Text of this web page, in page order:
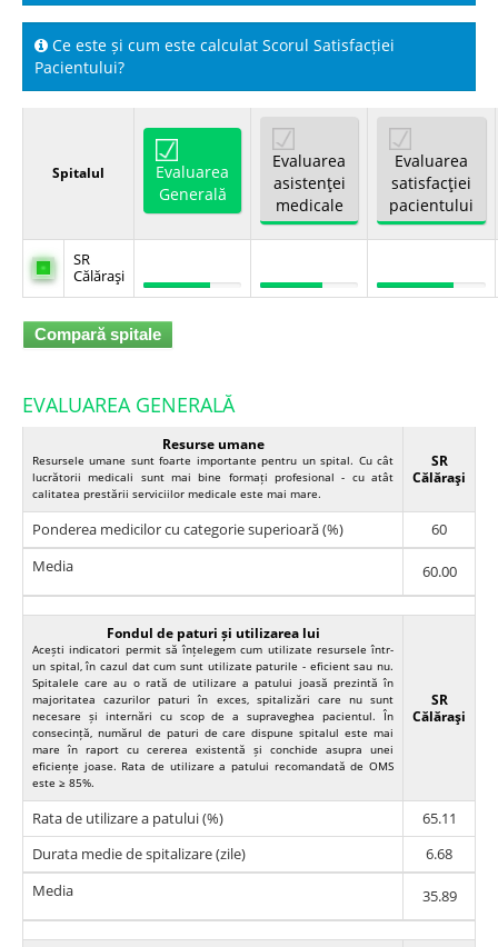
Spitale.MD
Centrul PAS
Școala E-Sănătate
SanoTeca
Ce este și cum este calculat Scorul Satisfacției
Pacientului?
Spitalul
Evaluarea
Generală
Evaluarea
asistenţei
medicale
Evaluarea
satisfacţiei
pacientului
SR
Călăraşi
Compară spitale
EVALUAREA GENERALĂ
Resurse umane
Resursele umane sunt foarte importante pentru un spital. Cu cât
lucrătorii medicali sunt mai bine formați profesional - cu atât
calitatea prestării serviciilor medicale este mai mare.
SR
Călăraşi
Ponderea medicilor cu categorie superioară (%)
60
Media
60.00
Fondul de paturi și utilizarea lui
Acești indicatori permit să înțelegem cum utilizate resursele într-
un spital, în cazul dat cum sunt utilizate paturile - eficient sau nu.
Spitalele care au o rată de utilizare a patului joasă prezintă în
majoritatea cazurilor paturi în exces, spitalizări care nu sunt
necesare și internări cu scop de a supraveghea pacientul. În
consecință, numărul de paturi de care dispune spitalul este mai
mare în raport cu cererea existentă și conchide asupra unei
eficiențe joase. Rata de utilizare a patului recomandată de OMS
este ≥ 85%.
SR
Călăraşi
Rata de utilizare a patului (%)
65.11
Durata medie de spitalizare (zile)
6.68
Media
35.89